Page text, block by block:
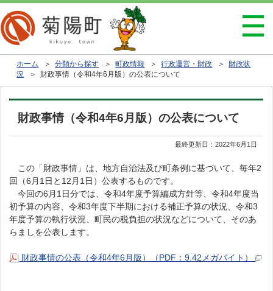
ホーム ＞分類から探す ＞町政情報 ＞行政運営・財政 ＞財政状
況 ＞ 財政事情（令和4年6月版）の公表について
財政事情（令和4年6月版）の公表について
最終更新日：2022年6月1日
この「財政事情」は、地方自治法及び町条例に基づいて、毎年2
回（6月1日と12月1日）公表するものです。
今回の6月1日分では、令和4年度予算編成方針等、令和4年度当
初予算の内容、令和3年度下半期における補正予算の状況、令和3
年度予算の執行状況、町民の税負担の状況などについて、そのあ
らましを公表します。
財政事情の公表（令和4年6月版）（PDF：9.42メガバイト）